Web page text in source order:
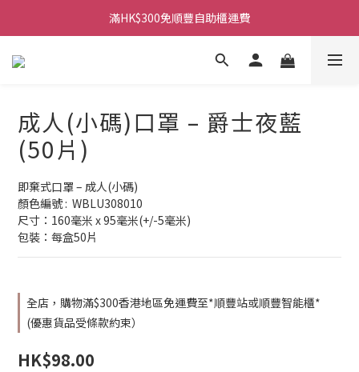
滿HK$300免順豐自助櫃運費
成人(小碼)口罩 – 爵士夜藍
(50片)
即棄式口罩 – 成人(小碼)
顏色編號 :  WBLU308010
尺寸：160毫米 x 95毫米(+/-5毫米)
包裝：每盒50片
全店，購物滿$300香港地區免運費至*順豐站或順豐智能櫃*
(優惠貨品受條款約束）
HK$98.00